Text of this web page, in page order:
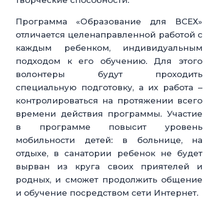
Программа «Образование для ВСЕХ»
отличается целенаправленной работой с
каждым ребенком, индивидуальным
подходом к его обучению. Для этого
волонтеры будут проходить
специальную подготовку, а их работа –
контролироваться на протяжении всего
времени действия программы. Участие
в программе повысит уровень
мобильности детей: в больнице, на
отдыхе, в санатории ребенок не будет
вырван из круга своих приятелей и
родных, и сможет продолжить общение
и обучение посредством сети Интернет.